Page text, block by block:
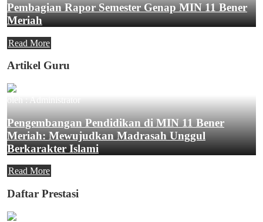
Pembagian Rapor Semester Genap MIN 11 Bener
Meriah
Read More
Artikel Guru
oleh : Administrator
Pengembangan Pendidikan di MIN 11 Bener
Meriah: Mewujudkan Madrasah Unggul
Berkarakter Islami
Read More
Daftar Prestasi